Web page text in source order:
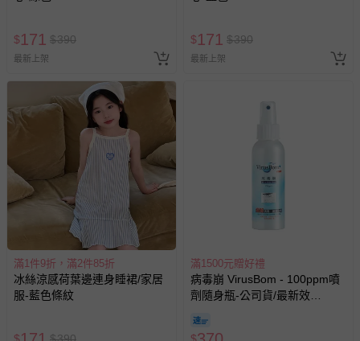
$171 $390
最新上架
$171 $390
最新上架
滿1件9折，滿2件85折
冰絲涼感荷葉邊連身睡裙/家居
服-藍色條紋
滿1500元贈好禮
病毒崩 VirusBom - 100ppm噴
劑隨身瓶-公司貨/最新效